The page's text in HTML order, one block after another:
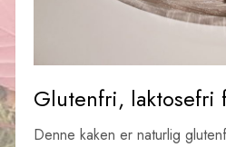
Glutenfri, laktosefri
Denne kaken er naturlig